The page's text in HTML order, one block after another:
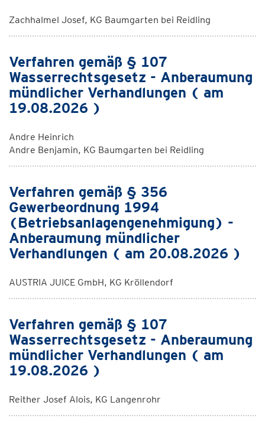
Zachhalmel Josef, KG Baumgarten bei Reidling
Verfahren gemäß § 107
Wasserrechtsgesetz - Anberaumung
mündlicher Verhandlungen ( am
19.08.2026 )
Andre Heinrich
Andre Benjamin, KG Baumgarten bei Reidling
Verfahren gemäß § 356
Gewerbeordnung 1994
(Betriebsanlagengenehmigung) -
Anberaumung mündlicher
Verhandlungen ( am 20.08.2026 )
AUSTRIA JUICE GmbH, KG Kröllendorf
Verfahren gemäß § 107
Wasserrechtsgesetz - Anberaumung
mündlicher Verhandlungen ( am
19.08.2026 )
Reither Josef Alois, KG Langenrohr